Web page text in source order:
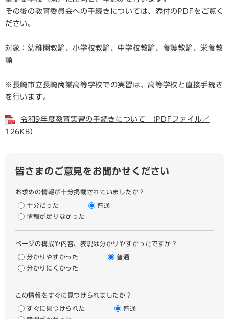
その後の教育委員会への手続きについては、添付のPDFをご覧く
ださい。
対象：幼稚園教諭、小学校教諭、中学校教諭、養護教諭、栄養教
諭
※長崎市立長崎商業高等学校での実習は、高等学校と直接手続き
を行います。
令和9年度教育実習の手続きについて （PDFファイル／
126KB）
皆さまのご意見をお聞かせください
お求めの情報が十分掲載されていましたか？
十分だった
普通
情報が足りなかった
ページの構成や内容、表現は分かりやすかったですか？
分かりやすかった
普通
分かりにくかった
この情報をすぐに見つけられましたか？
すぐに見つけられた
普通